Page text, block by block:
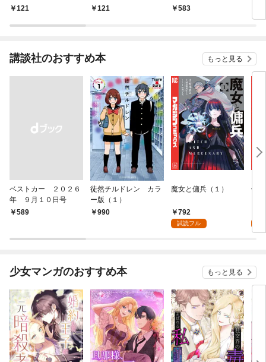
イクロ】（１）
121
121
本版】（１）
583
講談社のおすすめ本 もっと見る
ベストカー ２０２６
年 ９月１０日号
￥589
徒然チルドレン カラ
ー版（１）
990
魔女と傭兵（１）
792
試読フル
信
ガ
９
『
（
少女マンガのおすすめ本 もっと見る